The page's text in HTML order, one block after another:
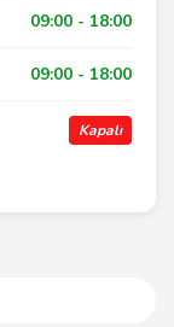
09:00 - 18:00
09:00 - 18:00
Kapalı